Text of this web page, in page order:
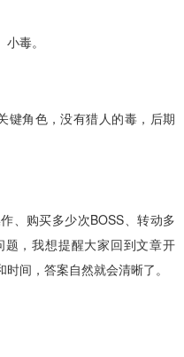
毒。
键角色，没有猎人的毒，后期
、购买多少次BOSS、转动多
，我想提醒大家回到文章开
间，答案自然就会清晰了。